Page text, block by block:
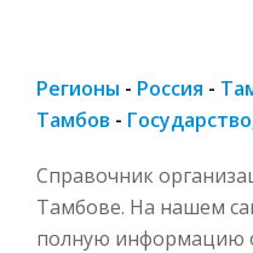
Регионы - Россия -
Тамбов -
Справочник
Тамбове. На нашем
полную информацию